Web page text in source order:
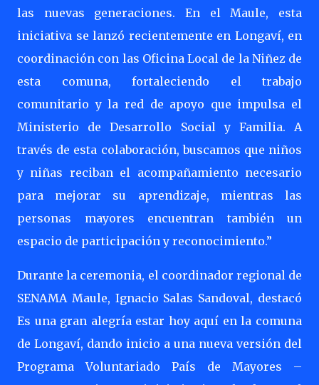
las nuevas generaciones. En el Maule, esta
iniciativa se lanzó recientemente en Longaví, en
coordinación con las Oficina Local de la Niñez de
esta comuna, fortaleciendo el trabajo
comunitario y la red de apoyo que impulsa el
Ministerio de Desarrollo Social y Familia. A
través de esta colaboración, buscamos que niños
y niñas reciban el acompañamiento necesario
para mejorar su aprendizaje, mientras las
personas mayores encuentran también un
espacio de participación y reconocimiento.”
Durante la ceremonia, el coordinador regional de
SENAMA Maule, Ignacio Salas Sandoval, destacó
Es una gran alegría estar hoy aquí en la comuna
de Longaví, dando inicio a una nueva versión del
Programa Voluntariado País de Mayores –